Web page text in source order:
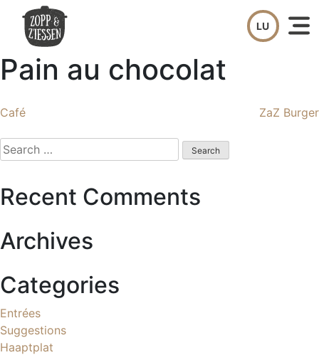
content
Pain au chocolat
Post
navigation
Café ZaZ Burger
Search
for:
Recent Comments
Archives
Categories
Entrées
Suggestions
Haaptplat